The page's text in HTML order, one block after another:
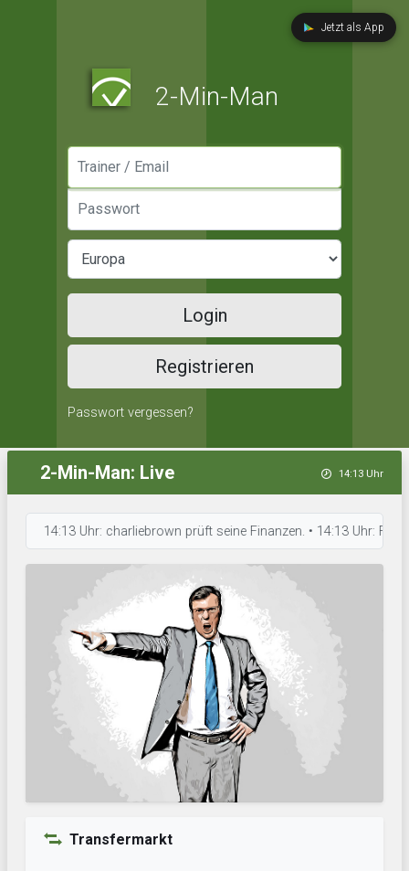
Jetzt als App
2-Min-Man
Login
Registrieren
Passwort vergessen?
2-Min-Man: Live 14:13 Uhr
14:13 Uhr: charliebrown prüft seine Finanzen. • 14:13 Uhr:
Transfermarkt